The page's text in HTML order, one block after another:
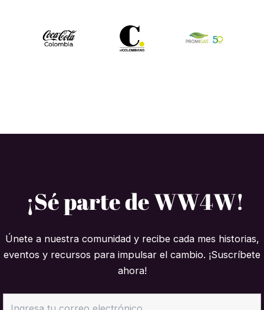
¡Sé parte de WW4W!
Únete a nuestra comunidad y recibe cada mes historias,
eventos y recursos para impulsar el cambio. ¡Suscríbete
ahora!